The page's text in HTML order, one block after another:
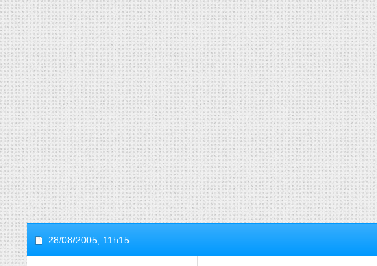
28/08/2005, 11h15